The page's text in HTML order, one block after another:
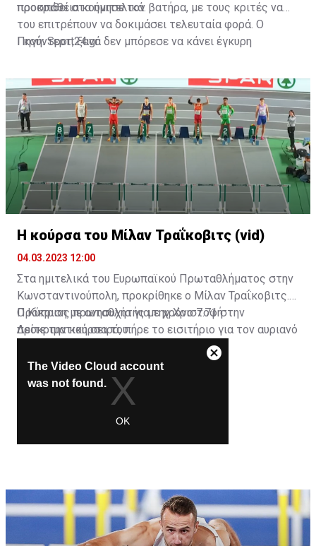
προκριθεί στα ημιτελικά.
προσπάθεια κούνησε τον βατήρα, με τους κριτές να
του επιτρέπουν να δοκιμάσει τελευταία φορά. Ο
Γκούντερτ, ξανά δεν μπόρεσε να κάνει έγκυρη
Πηγή: Sport24.gr
Η κούρσα του Μίλαν Τραΐκοβιτς (vid)
04.03.2023 12:00
Στα ημιτελικά του Ευρωπαϊκού Πρωταθλήματος στην
Κωνσταντινούπολη, προκρίθηκε ο Μίλαν Τραΐκοβιτς.
Ο Κύπριος πρωταθλητής με χρόνο 7.71 στην
προκριματική σειρά, πήρε το εισιτήριο για τον αυριανό
Πρόκριση με ανησυχία για την Χριστοφή
Δείτε την κούρσα του: